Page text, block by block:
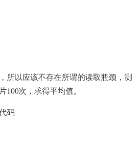
所以应该不存在所谓的读取瓶颈，测
100次，求得平均值。
码